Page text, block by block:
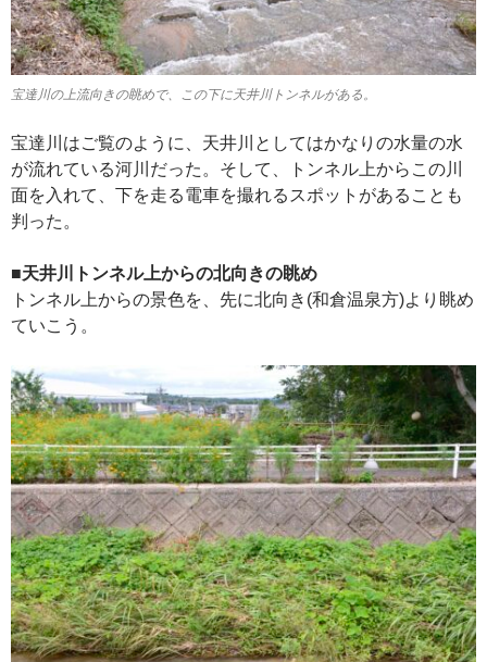
宝達川の上流向きの眺めで、この下に天井川トンネルがある。
宝達川はご覧のように、天井川としてはかなりの水量の水
が流れている河川だった。そして、トンネル上からこの川
面を入れて、下を走る電車を撮れるスポットがあることも
判った。
■天井川トンネル上からの北向きの眺め
トンネル上からの景色を、先に北向き(和倉温泉方)より眺め
ていこう。